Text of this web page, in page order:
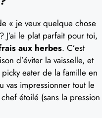
« je veux quelque chose
le plat parfait pour toi,
aux herbes. C’est
d’éviter la vaisselle, et
eater de la famille en
vas impressionner tout le
étoilé (sans la pression